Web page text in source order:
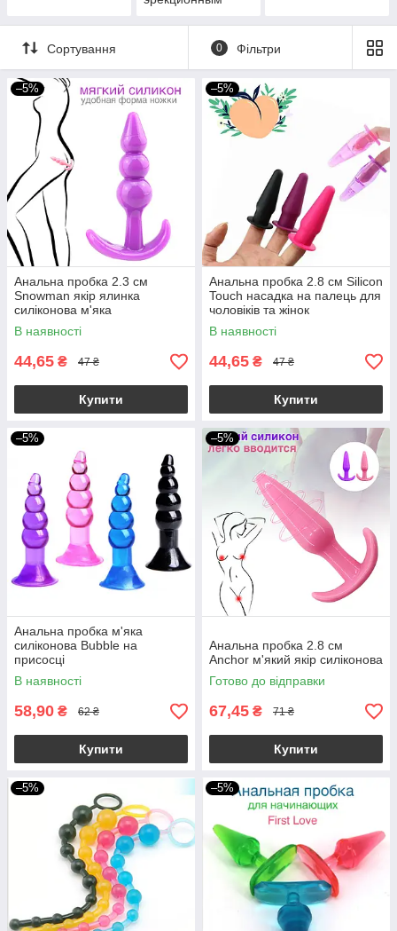
Сортування 0 Фільтри
–5%
Анальна пробка 2.3 см
Snowman якір ялинка
силіконова м'яка
В наявності
44,65 ₴ 47 ₴
Купити
–5%
Анальна пробка 2.8 см Silicon
Touch насадка на палець для
чоловіків та жінок
В наявності
44,65 ₴ 47 ₴
Купити
–5%
Анальна пробка м'яка
силіконова Bubble на
присосці
В наявності
58,90 ₴ 62 ₴
Купити
–5%
Анальна пробка 2.8 см
Anchor м'який якір силіконова
Готово до відправки
67,45 ₴ 71 ₴
Купити
–5% –5%